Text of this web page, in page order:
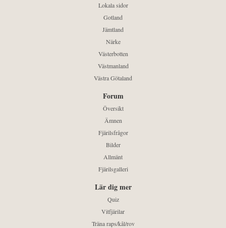
Lokala sidor
Gotland
Jämtland
Närke
Västerbotten
Västmanland
Västra Götaland
Forum
Översikt
Ämnen
Fjärilsfrågor
Bilder
Allmänt
Fjärilsgalleri
Lär dig mer
Quiz
Vitfjärilar
Träna raps/kål/rov